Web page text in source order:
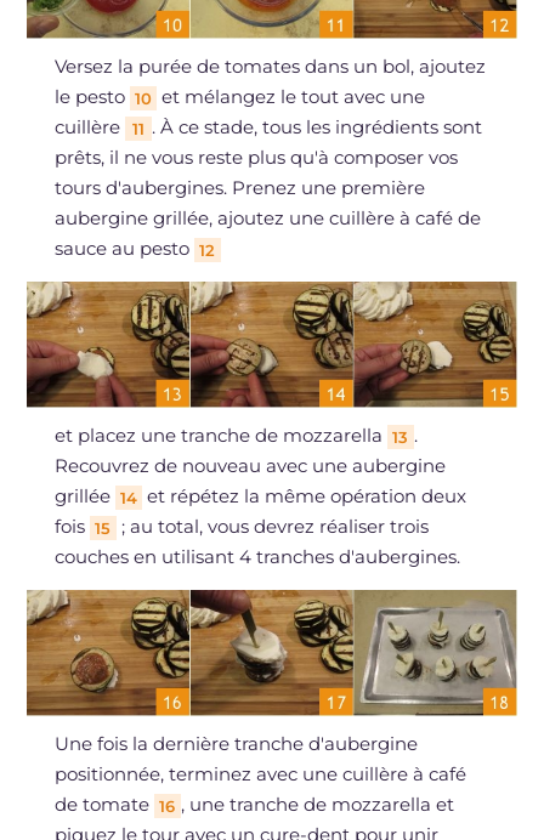
Versez la purée de tomates dans un bol, ajoutez
le pesto 10 et mélangez le tout avec une
cuillère
11 . À ce stade, tous les ingrédients sont
prêts, il ne vous reste plus qu'à composer vos
tours d'aubergines. Prenez une première
aubergine grillée, ajoutez une cuillère à café de
sauce au pesto 12
et placez une tranche de mozzarella 13 .
Recouvrez de nouveau avec une aubergine
grillée 14 et répétez la même opération deux
fois 15
; au total, vous devrez réaliser trois
couches en utilisant 4 tranches d'aubergines.
Une fois la dernière tranche d'aubergine
positionnée, terminez avec une cuillère à café
de tomate 16 , une tranche de mozzarella et
piquez le tour avec un cure-dent pour unir